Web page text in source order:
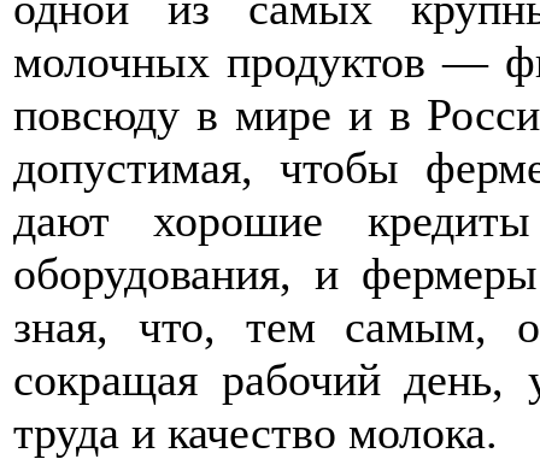
молочных продуктов —
повсюду в мире и в
допустимая, чтобы
дают хорошие кредиты
оборудования, и
зная, что, тем самым,
сокращая рабочий день,
труда и качество молока.